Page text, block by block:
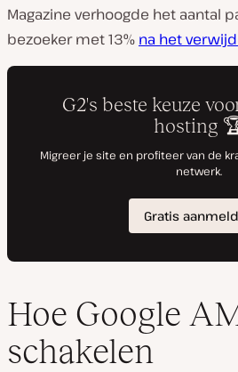
Magazine verhoogde het aantal
bezoeker met 13% na het
Hoe Google
schakelen